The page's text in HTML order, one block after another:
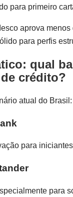
para primeiro
aprova
para perfis
qual
crédito?
atual do Brasil:
para
para